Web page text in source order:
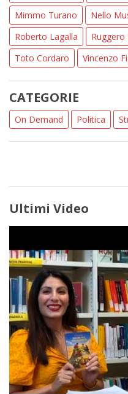
Mimmo Turano
Nello
Roberto Lagalla
Ruggero
Toto Cordaro
Vincenzo
CATEGORIE
On Demand Politica
Ultimi Video